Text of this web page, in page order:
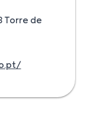
Torre de